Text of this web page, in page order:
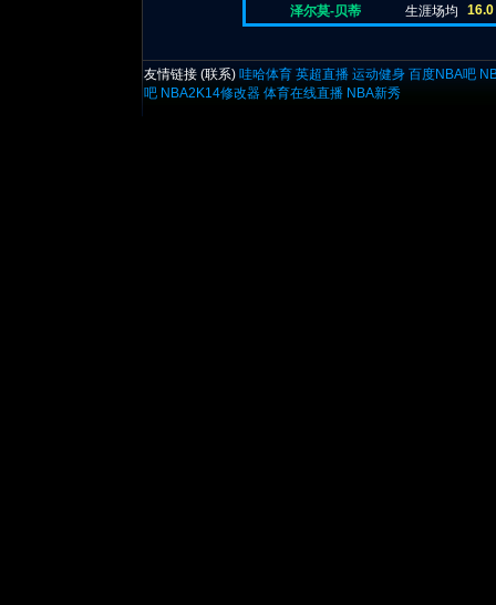
泽尔莫-贝蒂
生涯场均 16.0
友情链接 (联系) 哇哈体育 英超直播 运动健身 百度NBA吧
吧 NBA2K14修改器 体育在线直播 NBA新秀